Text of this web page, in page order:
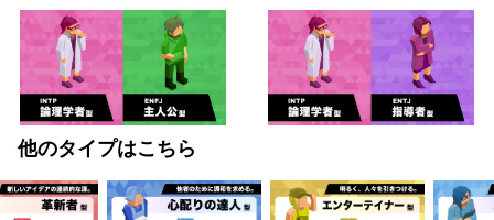
他のタイプはこちら